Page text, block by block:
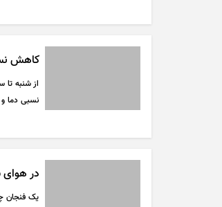
کاهش نسبی
نسبی دما
در هوای سرد این ۵
یک فنجان